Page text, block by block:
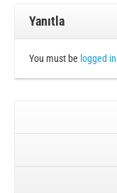
Yanıtla
You must be logged in